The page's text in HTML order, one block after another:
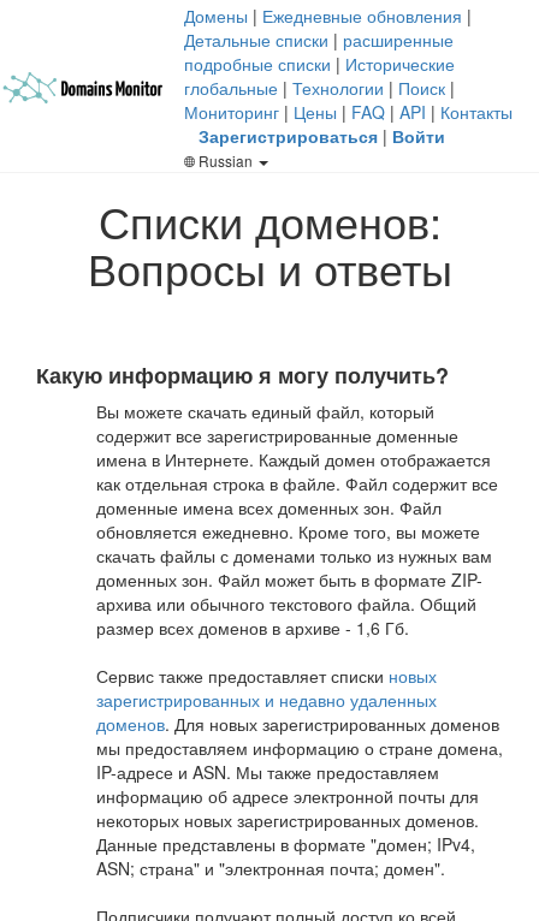
Домены | Ежедневные обновления |
Детальные списки | расширенные
подробные списки | Исторические
глобальные | Технологии | Поиск |
Мониторинг | Цены | FAQ | API | Контакты
Зарегистрироваться | Войти
Russian
Списки доменов:
Вопросы и ответы
Какую информацию я могу получить?
Вы можете скачать единый файл, который
содержит все зарегистрированные доменные
имена в Интернете. Каждый домен отображается
как отдельная строка в файле. Файл содержит все
доменные имена всех доменных зон. Файл
обновляется ежедневно. Кроме того, вы можете
скачать файлы с доменами только из нужных вам
доменных зон. Файл может быть в формате ZIP-
архива или обычного текстового файла. Общий
размер всех доменов в архиве - 1,6 Гб.
Сервис также предоставляет списки новых
зарегистрированных и недавно удаленных
доменов. Для новых зарегистрированных доменов
мы предоставляем информацию о стране домена,
IP-адресе и ASN. Мы также предоставляем
информацию об адресе электронной почты для
некоторых новых зарегистрированных доменов.
Данные представлены в формате "домен; IPv4,
ASN; страна" и "электронная почта; домен".
Подписчики получают полный доступ ко всей